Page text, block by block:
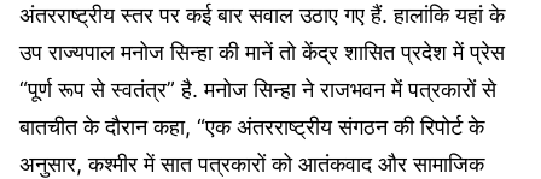
अंतरराष्‍ट्रीय स्‍तर पर कई बार सवाल उठाए गए हैं. हालांकि यहां के
उप राज्यपाल मनोज सिन्‍हा की मानें तो केंद्र शासित प्रदेश में प्रेस
“पूर्ण रूप से स्वतंत्र” है. मनोज सिन्‍हा ने राजभवन में पत्रकारों से
बातचीत के दौरान कहा, “एक अंतरराष्ट्रीय संगठन की रिपोर्ट के
अनुसार, कश्मीर में सात पत्रकारों को आतंकवाद और सामाजिक